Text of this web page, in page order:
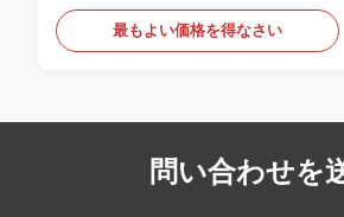
最もよい価格を得なさい
問い合わせを